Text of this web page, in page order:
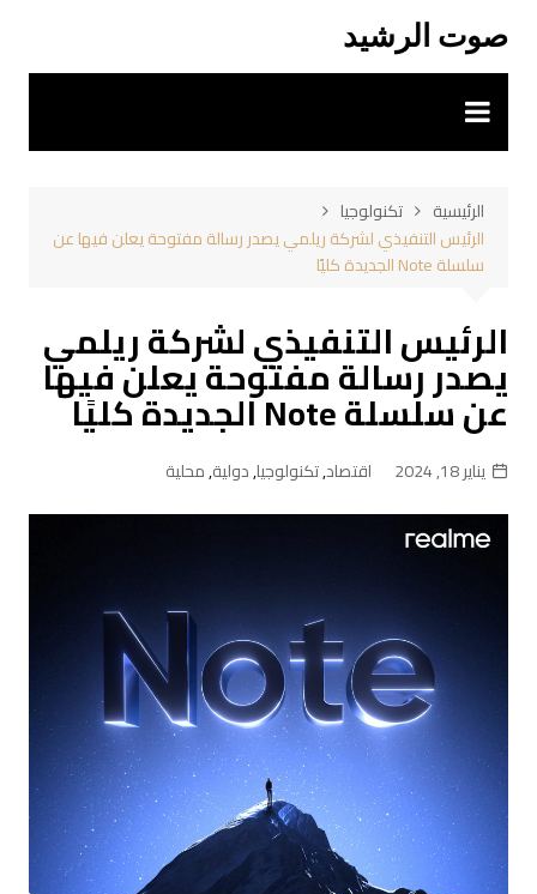
المحتوى
صوت الرشيد
الرئيسية
تكنولوجيا
الرئيس التنفيذي لشركة ريلمي يصدر رسالة مفتوحة يعلن فيها عن
سلسلة Note الجديدة كليًا
الرئيس التنفيذي لشركة ريلمي
يصدر رسالة مفتوحة يعلن فيها
عن سلسلة Note الجديدة كليًا
يناير 18, 2024 اقتصاد,تكنولوجيا,دولية,محلية